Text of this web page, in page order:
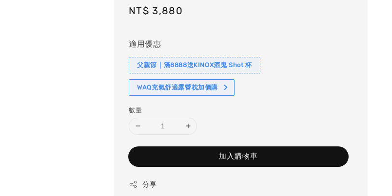
Regular
NT$ 3,880
適用優惠
父親節｜滿8888送KINOX酒鬼 Shot 杯
WAQ充氣舒適露營枕加價購
數量
加入購物車
分享